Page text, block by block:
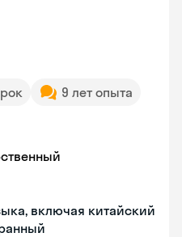
9 лет опыта
включая китайский